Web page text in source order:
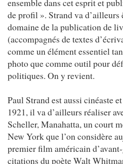
de profil ». Strand va d’ailleurs
domaine de la publication de
(accompagnés de textes
comme un élément essentiel
photo que comme outil pour
politiques. On y revient.
Paul Strand est aussi cinéaste
1921, il va d’ailleurs réaliser
Scheller, Manahatta, un court
New York que l’on considère
premier film américain
citations du poète Walt